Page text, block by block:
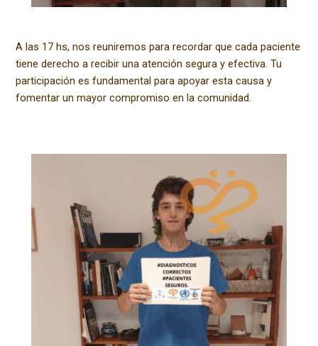
A las 17 hs, nos reuniremos para recordar que cada paciente
tiene derecho a recibir una atención segura y efectiva. Tu
participación es fundamental para apoyar esta causa y
fomentar un mayor compromiso en la comunidad.